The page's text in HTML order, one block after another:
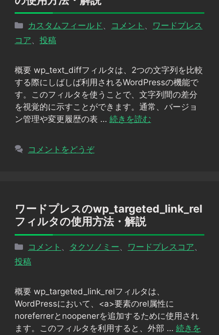
カ
テ
ー
カスタムフィールド コメント
ワードプレス
コア
投稿
概要 wp_text_diffフィルタは、2つの文字列を比較
する際にしばしば利用されるWordPressの機能で
す。このフィルタを使うことで、文字列間の差分
を視覚的に示すことができます。通常、バージョ
ン管理や変更履歴の表 … 続きを読む
コメントをどうぞ
ワードプレスのwp_targeted_link_rel
フィルタの使用方法・解説
カ
テ
ー
コメント 、 タクソノミー、 ワードプレスコア、
投稿
概要 wp_targeted_link_relフィルタは、
WordPressにおいて、<a>要素のrel属性に
noreferrerとnoopenerを追加するために使用され
ます。このフィルタを利用すると、外部 … 続きを